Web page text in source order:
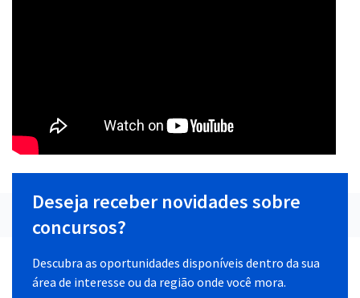
Deseja receber novidades sobre
concursos?
Descubra as oportunidades disponíveis dentro da sua
área de interesse ou da região onde você mora.